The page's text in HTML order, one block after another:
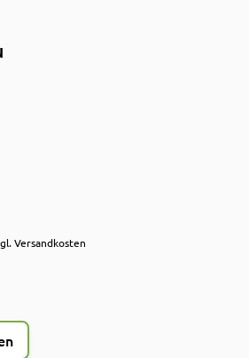
Versandkosten